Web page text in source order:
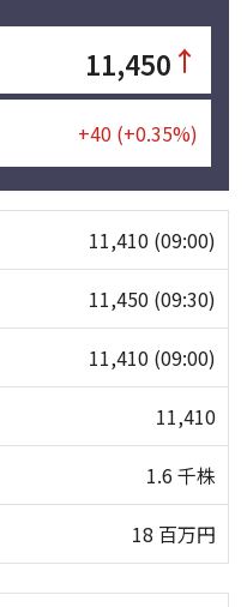
11,450 ↑
+40 (+0.35%)
11,410 (09:00)
11,450 (09:30)
11,410 (09:00)
11,410
1.6 千株
18 百万円